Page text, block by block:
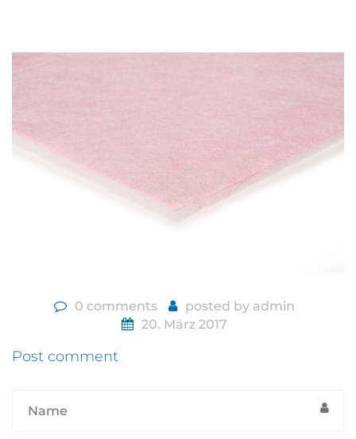
0 comments posted by admin
20. März 2017
Post comment